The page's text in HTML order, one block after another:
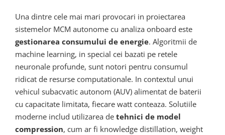
Una dintre cele mai mari provocari in proiectarea
sistemelor MCM autonome cu analiza onboard este
gestionarea consumului de energie. Algoritmii de
machine learning, in special cei bazati pe retele
neuronale profunde, sunt notori pentru consumul
ridicat de resurse computationale. In contextul unui
vehicul subacvatic autonom (AUV) alimentat de baterii
cu capacitate limitata, fiecare watt conteaza. Solutiile
moderne includ utilizarea de tehnici de model
compression, cum ar fi knowledge distillation, weight